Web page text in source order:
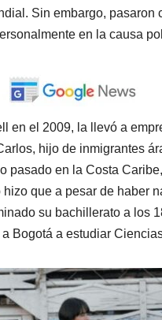
Sin embargo,
en la causa
en el 2009, la llevó a
hijo de inmigrantes
pasado en la Costa
que a pesar de haber
su bachillerato a los
Bogotá a estudiar